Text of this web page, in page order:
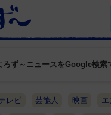
ろず～ニュースをGoogle検索
レビ 芸能人 映画 エ